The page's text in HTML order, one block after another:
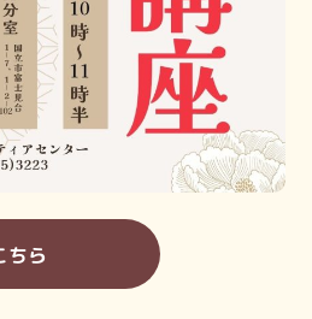
金曜日 9:00～17:00
・年末年始
ちら